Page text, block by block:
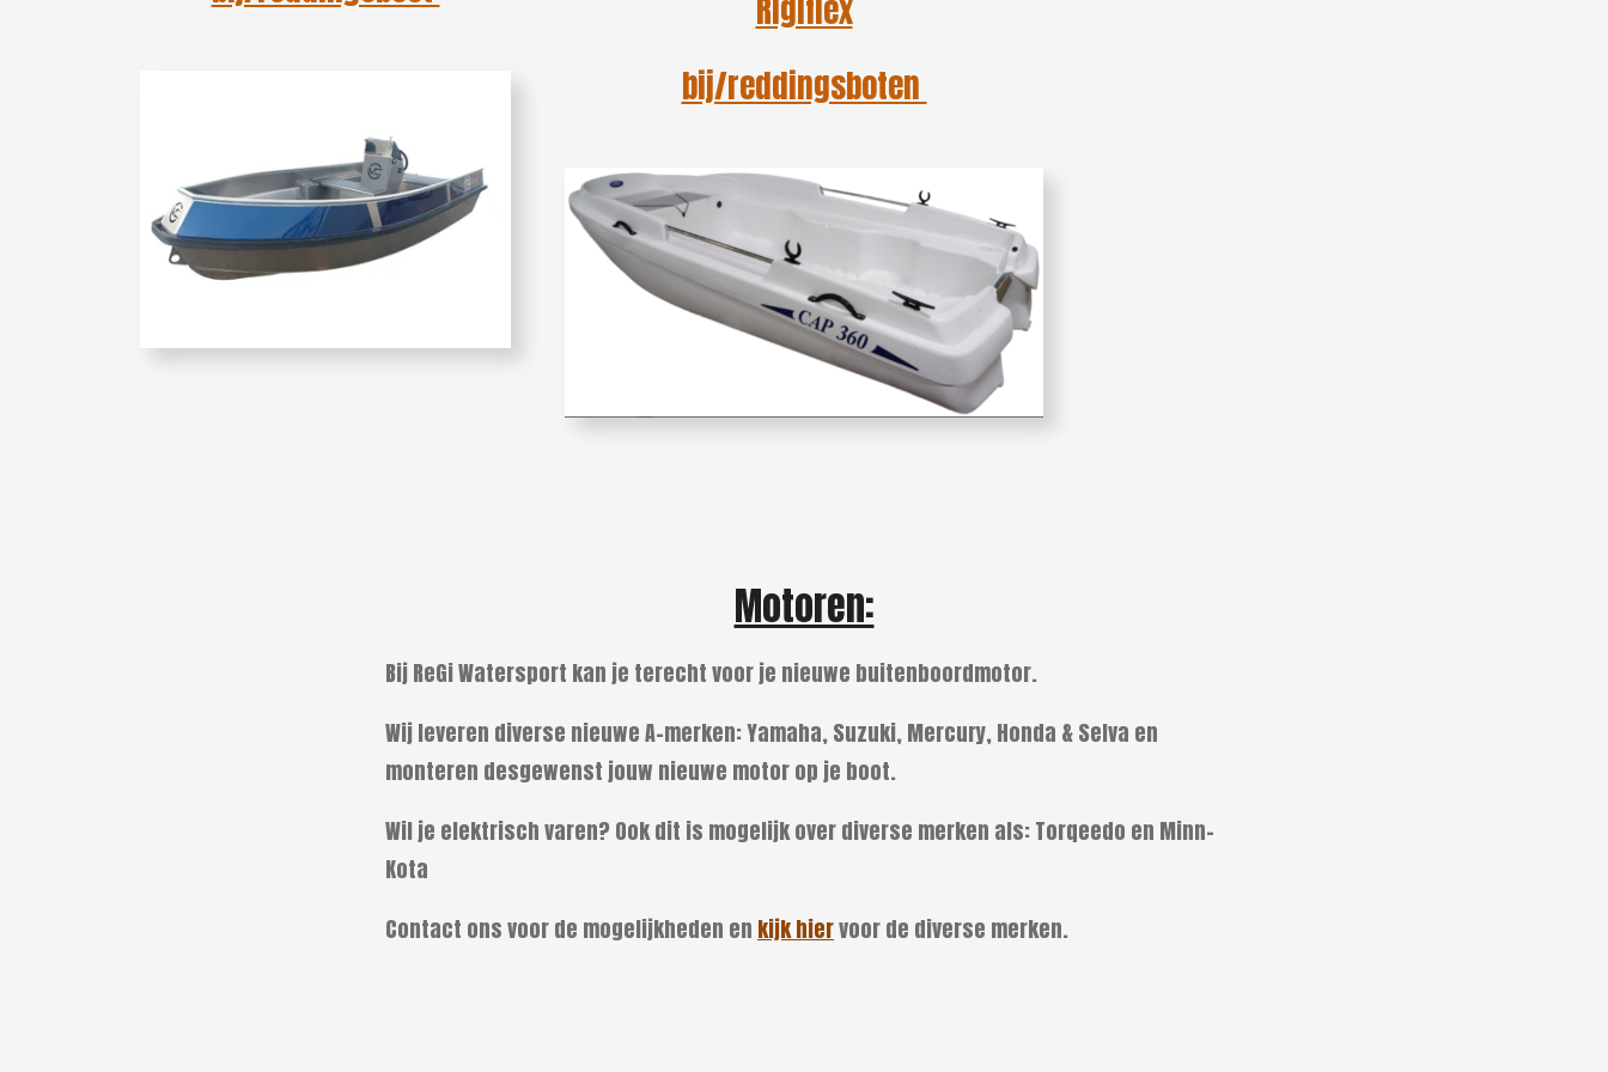
Rigiflex
bij/reddingsboten
Motoren:
Bij ReGi Watersport kan je terecht voor je nieuwe buitenboordmotor.
Wij leveren diverse nieuwe A-merken: Yamaha, Suzuki, Mercury, Honda & Selva en
monteren desgewenst jouw nieuwe motor op je boot.
Wil je elektrisch varen? Ook dit is mogelijk over diverse merken als: Torqeedo en Minn-
Kota
Contact ons voor de mogelijkheden en kijk hiervoor de diverse merken.